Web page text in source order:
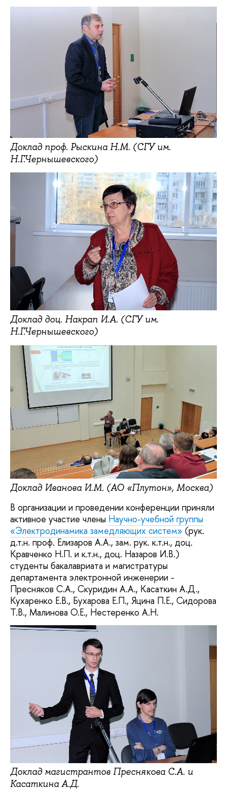
Доклад проф. Рыскина Н.М. (СГУ им.
Н.Г.Чернышевского)
Доклад доц. Накрап И.А. (СГУ им.
Н.Г.Чернышевского)
Доклад Иванова И.М. (АО «Плутон», Москва)
В организации и проведении конференции приняли
активное участие члены Научно-учебной группы
«Электродинамика замедляющих систем» (рук.
д.т.н. проф. Елизаров А.А., зам. рук. к.т.н., доц.
Кравченко Н.П. и к.т.н., доц. Назаров И.В.)
студенты бакалавриата и магистратуры
департамента электронной инженерии -
Пресняков С.А., Скуридин А.А., Касаткин А.Д.,
Кухаренко Е.В., Бухарова Е.П., Яцина П.Е., Сидорова
Т.В., Малинова О.Е., Нестеренко А.Н.
Доклад магистрантов Преснякова С.А. и
Касаткина А.Д.